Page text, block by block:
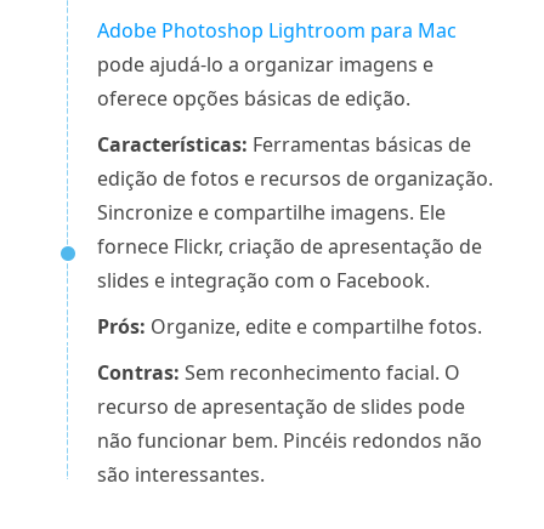
Adobe Photoshop Lightroom para Mac
pode ajudá-lo a organizar imagens e
oferece opções básicas de edição.
Características: Ferramentas básicas de
edição de fotos e recursos de organização.
Sincronize e compartilhe imagens. Ele
fornece Flickr, criação de apresentação de
slides e integração com o Facebook.
Prós: Organize, edite e compartilhe fotos.
Contras: Sem reconhecimento facial. O
recurso de apresentação de slides pode
não funcionar bem. Pincéis redondos não
são interessantes.